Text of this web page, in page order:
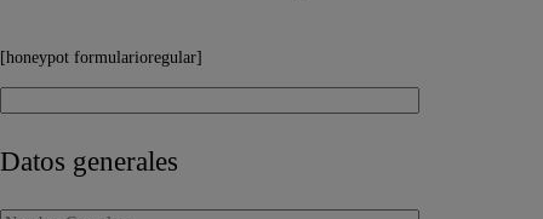
[honeypot formularioregular]
Datos generales